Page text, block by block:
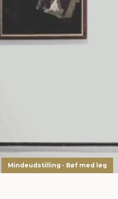
Mindeudstilling - Bøf med løg